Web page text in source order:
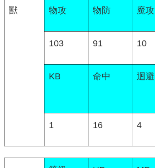
獸
物攻 物防 魔攻
103 91 10
KB 命中 迴避
1 16 4